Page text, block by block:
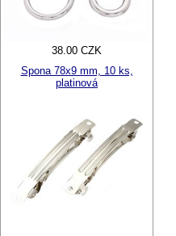
38.00 CZK
Spona 78x9 mm, 10 ks,
platinová